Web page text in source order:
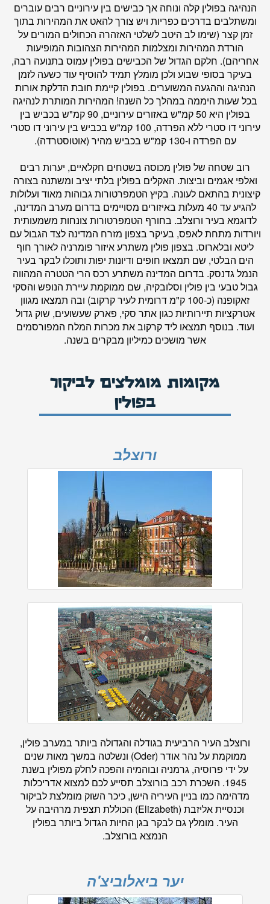
הנהיגה בפולין קלה ונוחה אך כבישים בין עירוניים רבים עוברים
ומשתלבים בדרכים כפריות ויש צורך להאט את המהירות בתוך
זמן קצר (שימו לב היטב לשלטי האזהרה הכחולים המורים על
הורדת המהירות ומצלמות המהירות הצהובות המופיעות
אחריהם). חלקם הגדול של הכבישים בפולין עמוס בתנועה רבה,
בעיקר בסופי שבוע ולכן מומלץ תמיד להוסיף עוד כשעה לזמן
הנהיגה וההגעה המשוערים. בפולין קיימת חובת הדלקת אורות
בכל שעות היממה במהלך כל השנה! המהירות המותרת לנהיגה
בפולין היא 50 קמ"ש באזורים עירוניים, 90 קמ"ש בכביש בין
עירוני דו סטרי ללא הפרדה, 100 קמ"ש בכביש בין עירוני דו סטרי
עם הפרדה ו-130 קמ"ש בכביש מהיר (אוטוסטרדה).
רוב שטחה של פולין מכוסה בשטחים חקלאיים, יערות רבים
ואלפי אגמים וביצות. האקלים בפולין בלתי יציב ומשתנה בצורה
קיצונית בהתאם לעונה. בקיץ הטמפרטורות גבוהות מאוד ועלולות
להגיע עד 40 מעלות באיזורים מסויימים בדרום מערב המדינה,
לדוגמא בעיר ורוצלב. בחורף הטמפרטורות צונחות משמעותית
ויורדות מתחת לאפס, בעיקר בצפון מזרח המדינה לצד הגבול עם
ליטא ובלארוס. בצפון פולין משתרע איזור פומרניה לאורך חוף
הים הבלטי, שם תמצאו חופים ודיונות יפות ותוכלו לבקר בעיר
הנמל גדנסק. בדרום המדינה משתרע רכס הרי הטטרה המהווה
גבול טבעי בין פולין וסלובקיה, שם ממוקמת עיירת הנופש והסקי
זאקופנה (כ-100 ק"מ דרומית לעיר קרקוב) ובה תמצאו מגוון
אטרקציות תיירותיות כגון אתר סקי, פארק שעשועים, שוק גדול
ועוד. בנוסף תמצאו ליד קרקוב את מכרות המלח המפורסמים
אשר מושכים כמיליון מבקרים בשנה.
מקומות מומלצים לביקור
בפולין
ורוצלב
ורוצלב העיר הרביעית בגודלה והגדולה ביותר במערב פולין,
ממוקמת על נהר אודר (Oder) ונשלטה במשך מאות שנים
על ידי פרוסיה, גרמניה ובוהמיה והפכה לחלק מפולין בשנת
1945. השכרת רכב בורוצלב תסייע לכם למצוא אדריכלות
מדהימה כמו בניין העיריה הישן, כיכר השוק מומלצת לביקור
וכנסיית אליזבת (Elizabeth) הכוללת תצפית מרהיבה על
העיר. מומלץ גם לבקר בגן החיות הגדול ביותר בפולין
הנמצא בורוצלב.
יער ביאלוביצ'ה